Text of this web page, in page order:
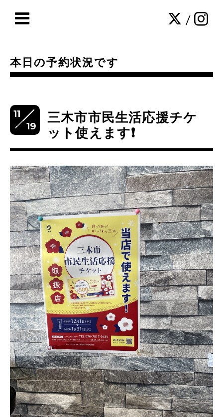
/
本日の予約状況です
11
19
三木市市民生活応援チケ
ット使えます❗️